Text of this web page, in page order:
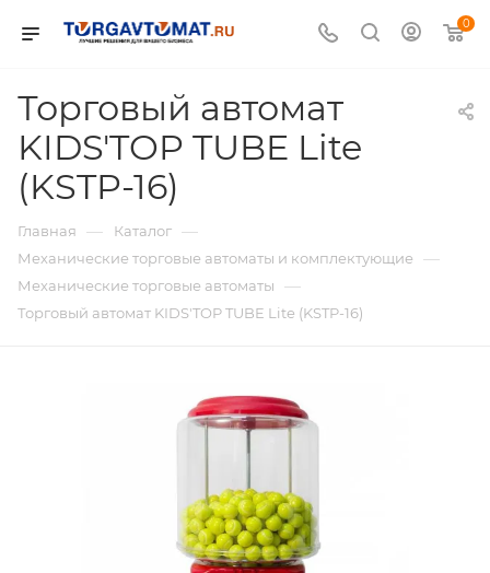
0
Торговый автомат
KIDS'TOP TUBE Lite
(KSTP-16)
Главная — Каталог —
Механические торговые автоматы и комплектующие —
Механические торговые автоматы —
Торговый автомат KIDS'TOP TUBE Lite (KSTP-16)